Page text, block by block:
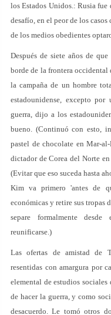
los Estados Unidos.: Rusia fue
desafío, en el peor de los
de los medios obedientes
Después de siete años de
borde de la frontera occidental
la campaña de un hombre
estadounidense, excepto
guerra, dijo a los
bueno. (Continuó con esto,
pastel de chocolate en Mar-
dictador de Corea del Norte
(Evitar que eso suceda hasta
Kim va primero 'antes de
económicas y retire sus tropas
separe formalmente
reunificarse.)
Las ofertas de amistad de
resentidas con amargura por
elemental de estudios
de hacer la guerra, y como
desacuerdo. Le tomó otros